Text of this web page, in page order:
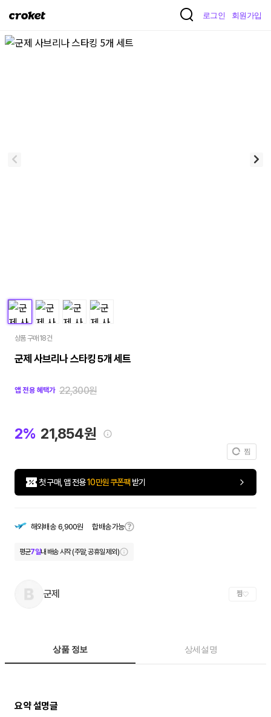
크
켓
로그인 회원가입
상품 구매 18건
군제 사브리나 스타킹 5개 세트
앱 전용 혜택가 22,300원
2% 21,854원
찜
첫 구매, 앱 전용10만원 쿠폰팩 받기
해외배송 6,900원 합배송 가능
평균7일내 배송 시작 (주말, 공휴일 제외)
군제 찜
상품 정보 상세설명